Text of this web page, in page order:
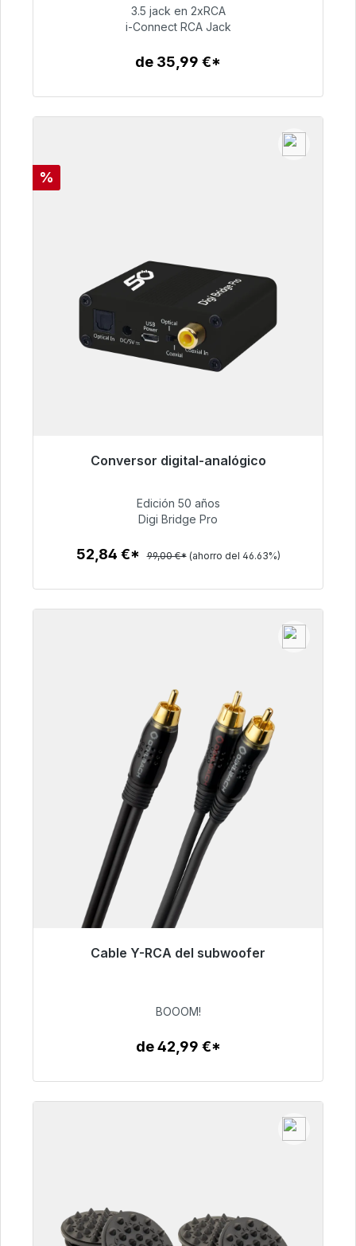
51,99 €
3.5 jack en 2xRCA
i-Connect RCA Jack
de 35,99 €*
Descuento
%
Conversor digital-analógico
Listo para envío inmediato, plazo de entrega
52,84 €
Edición 50 años
Digi Bridge Pro
52,84 €* 99,00 €* (ahorro del 46.63%)
Cable Y-RCA del subwoofer
Listo para envío inmediato, plazo de entrega
53,49 €
BOOOM!
de 42,99 €*